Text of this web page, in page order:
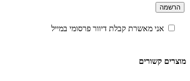
אני מאשרת קבלת דיוור פרסומי במייל
מוצרים קשורים